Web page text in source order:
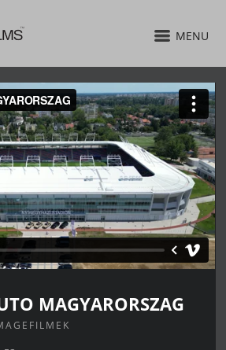
MENU
MAGYARORSZAG